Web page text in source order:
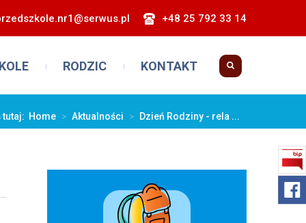
+48 25 792 33 14
RODZIC KONTAKT
tutaj: Home > Aktualności > Dzień Rodziny - rela ...